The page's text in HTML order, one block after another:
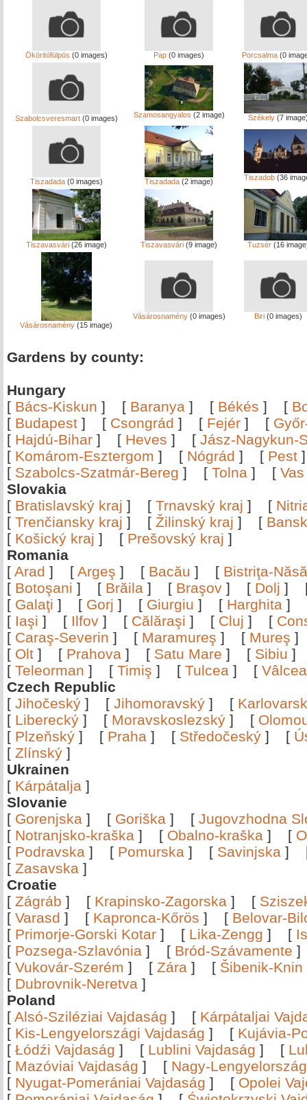
Ököritófülpös (0 images) Pap (0 images) Porcsalma(0
Szabolcsveresmart(0 images) Szamosangyalos (2 image) Székely (7
Tiszadada(0 images) Tiszadada (2 image) Tiszadob (36
Tiszavasvári(26 image) Tiszavasvári (9 image) Tuzsér (16
Vásárosnamény (15 image)
Vásárosnamény(0 images) Biri (0 images)
Gardens by county:
Hungary
[ Bács-Kiskun ] [ Baranya ] [ Békés ] [
[ Budapest ] [ Csongrád ] [ Fejér ] [
[ Hajdú-Bihar ] [ Heves ] [ Jász-Nagykun-
[ Komárom-Esztergom ] [ Nógrád ] [ Pest
[ Szabolcs-Szatmár-Bereg ] [ Tolna ] [ Vas
Slovakia
[ Bratislavský kraj ] [ Trnavský kraj ] [
[ Trenčiansky kraj ] [ Žilinský kraj ] [
[ Košický kraj ] [ Prešovský kraj ]
Romania
[ Arad ] [ Argeş ] [ Bacău ] [ Bistriţa-
[ Botoşani ] [ Brăila ] [ Braşov ] [ Dolj ]
[ Galaţi ] [ Gorj ] [ Giurgiu ] [ Harghita ]
[ Iaşi ] [ Ilfov ] [ Călăraşi ] [ Cluj ] [
[ Caraş-Severin ] [ Maramureş ] [ Mureş
[ Olt ] [ Prahova ] [ Satu Mare ] [ Sibiu
[ Teleorman ] [ Timiş ] [ Tulcea ] [
Czech Republic
[ Jihočeský ] [ Jihomoravský ] [
[ Liberecký ] [ Moravskoslezský ] [
[ Plzeňský ] [ Praha ] [ Středočeský ] [
[ Zlínský ]
Ukrainen
[ Kárpátalja ]
Slovanie
[ Gorenjska ] [ Goriška ] [ Jugovzhodna
[ Notranjsko-kraška ] [ Obalno-kraška ] [
[ Podravska ] [ Pomurska ] [ Savinjska ]
[ Zasavska ]
Croatie
[ Zágráb ] [ Krapinsko-Zagorska ] [
[ Varasd ] [ Kapronca-Kőrös ] [ Belovar-
[ Primorje-Gorski Kotar ] [ Lika-Zengg ] [
[ Pozsega-Szlavónia ] [ Bród-Szávamente
[ Vukovár-Szerém ] [ Zára ] [ Šibenik-Knin
[ Dubrovnik-Neretva ]
Poland
[ Alsó-Sziléziai Vajdaság ] [ Kárpátaljai
[ Kis-Lengyelországi Vajdaság ] [ Kujávia-
[ Łódźi Vajdaság ] [ Lublini Vajdaság ] [
[ Mazóviai Vajdaság ] [ Nagy-
[ Nyugat-Pomerániai Vajdaság ] [ Opolei